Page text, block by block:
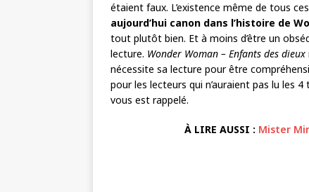
étaient faux. L’existence même de tous
aujourd’hui canon dans l’histoire de
tout plutôt bien. Et à moins d’être un
lecture. Wonder Woman – Enfants des dieux
nécessite sa lecture pour être
pour les lecteurs qui n’auraient pas lu les
vous est rappelé.
À LIRE AUSSI : Mister